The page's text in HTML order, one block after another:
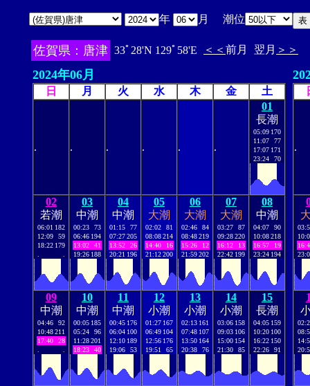
年 月 潮位
佐賀県：唐津 33ﾟ28'N 129ﾟ58'E ＜＜ 前月 翌月 ＞＞
2024年06月
日 月 火 水 木 金 土
. . . . . .
01
長潮
05:09 170
11:07
77
17:07 171
23:24
70
02
若潮
06:01 182
12:09
59
18:22 179
03
中潮
00:23
73
06:46 194
13:02
41
19:26 188
04
中潮
01:15
77
07:27205
13:52
26
20:21 196
05
大潮
02:02
81
08:08214
14:40
16
21:12200
06
大潮
02:46
84
08:48219
15:26
12
21:59202
07
大潮
03:27
87
09:28220
16:12
13
22:42 199
08
中潮
04:07
90
10:08218
16:57
19
23:24 194
09
中潮
04:46
92
10:48211
17:40
28
10
中潮
00:05 185
05:24
96
11:28201
18:23
40
11
中潮
00:45 176
06:04 100
12:10 189
19:06
53
12
小潮
01:27 167
06:49 104
12:56 176
19:51
65
13
小潮
02:13 161
07:48 107
13:50 164
20:38
76
14
小潮
03:06 158
09:03 106
15:00 154
21:30
85
15
長潮
04:05 159
10:20 100
16:22 150
22:26
91
.